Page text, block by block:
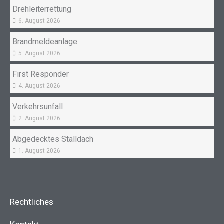
Drehleiterrettung
6. August 2026
Brandmeldeanlage
5. August 2026
First Responder
4. August 2026
Verkehrsunfall
2. August 2026
Abgedecktes Stalldach
1. August 2026
Rechtliches